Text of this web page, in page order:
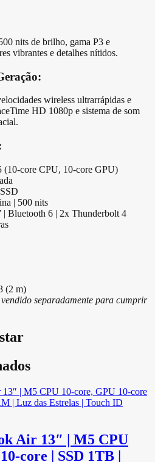
nits de brilho, gama P3 e
vibrantes e detalhes nítidos.
wireless ultrarrápidas e
HD 1080p e sistema de som
CPU, 10‑core GPU)
| 500 nits
Bluetooth 6 | 2x Thunderbolt 4
(2 m)
separadamente para cumprir
Air 13″ | M5 CPU
| SSD 1TB |